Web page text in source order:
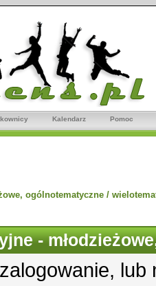
Kalendarz Pomoc
ogólnotematyczne /
-